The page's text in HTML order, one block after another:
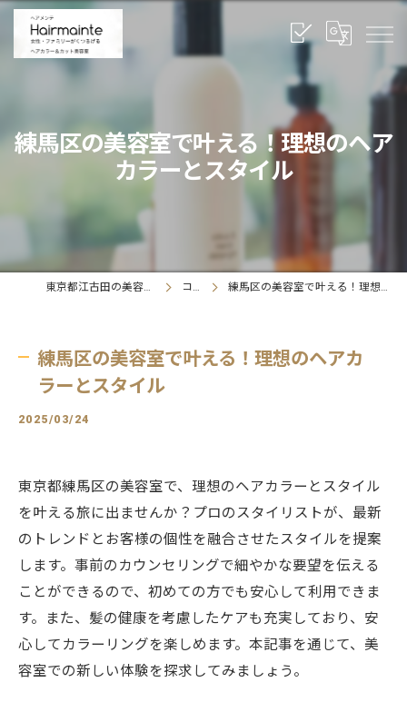
練馬区の美容室で叶える！理想のヘア
カラーとスタイル
東京都江古田の美容室ならヘアメンテ コラム 練馬区の美容室で叶える！理想のヘアカラーとスタイル
練馬区の美容室で叶える！理想のヘアカ
ラーとスタイル
2025/03/24
東京都練馬区の美容室で、理想のヘアカラーとスタイル
を叶える旅に出ませんか？プロのスタイリストが、最新
のトレンドとお客様の個性を融合させたスタイルを提案
します。事前のカウンセリングで細やかな要望を伝える
ことができるので、初めての方でも安心して利用できま
す。また、髪の健康を考慮したケアも充実しており、安
心してカラーリングを楽しめます。本記事を通じて、美
容室での新しい体験を探求してみましょう。